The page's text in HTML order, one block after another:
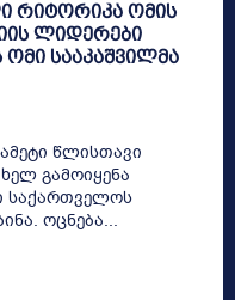
რიტორიკა ომის
ლიდერები
ომი სააკაშვილმა
წლისთავი
გამოიყენა
საქართველოს
ოცნება...